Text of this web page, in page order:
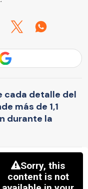
cada detalle del
más de 1,1
durante la